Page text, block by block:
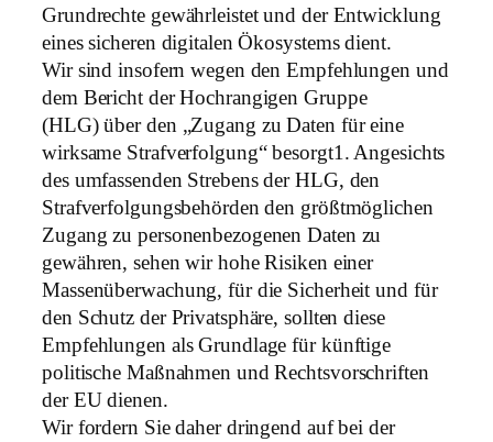
Grundrechte gewährleistet und der Entwicklung
eines sicheren digitalen Ökosystems dient.
Wir sind insofern wegen den Empfehlungen und
dem Bericht der Hochrangigen Gruppe
(HLG) über den „Zugang zu Daten für eine
wirksame Strafverfolgung“ besorgt1. Angesichts
des umfassenden Strebens der HLG, den
Strafverfolgungsbehörden den größtmöglichen
Zugang zu personenbezogenen Daten zu
gewähren, sehen wir hohe Risiken einer
Massenüberwachung, für die Sicherheit und für
den Schutz der Privatsphäre, sollten diese
Empfehlungen als Grundlage für künftige
politische Maßnahmen und Rechtsvorschriften
der EU dienen.
Wir fordern Sie daher dringend auf bei der